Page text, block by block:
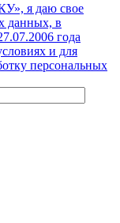
я даю свое
данных, в
года
и для
персональных